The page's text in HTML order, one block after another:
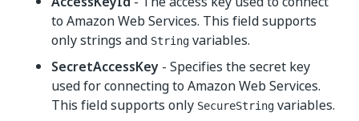
to Amazon Web Services. This field supports
only strings and String variables.
SecretAccessKey - Specifies the secret key
used for connecting to Amazon Web Services.
This field supports only SecureString variables.